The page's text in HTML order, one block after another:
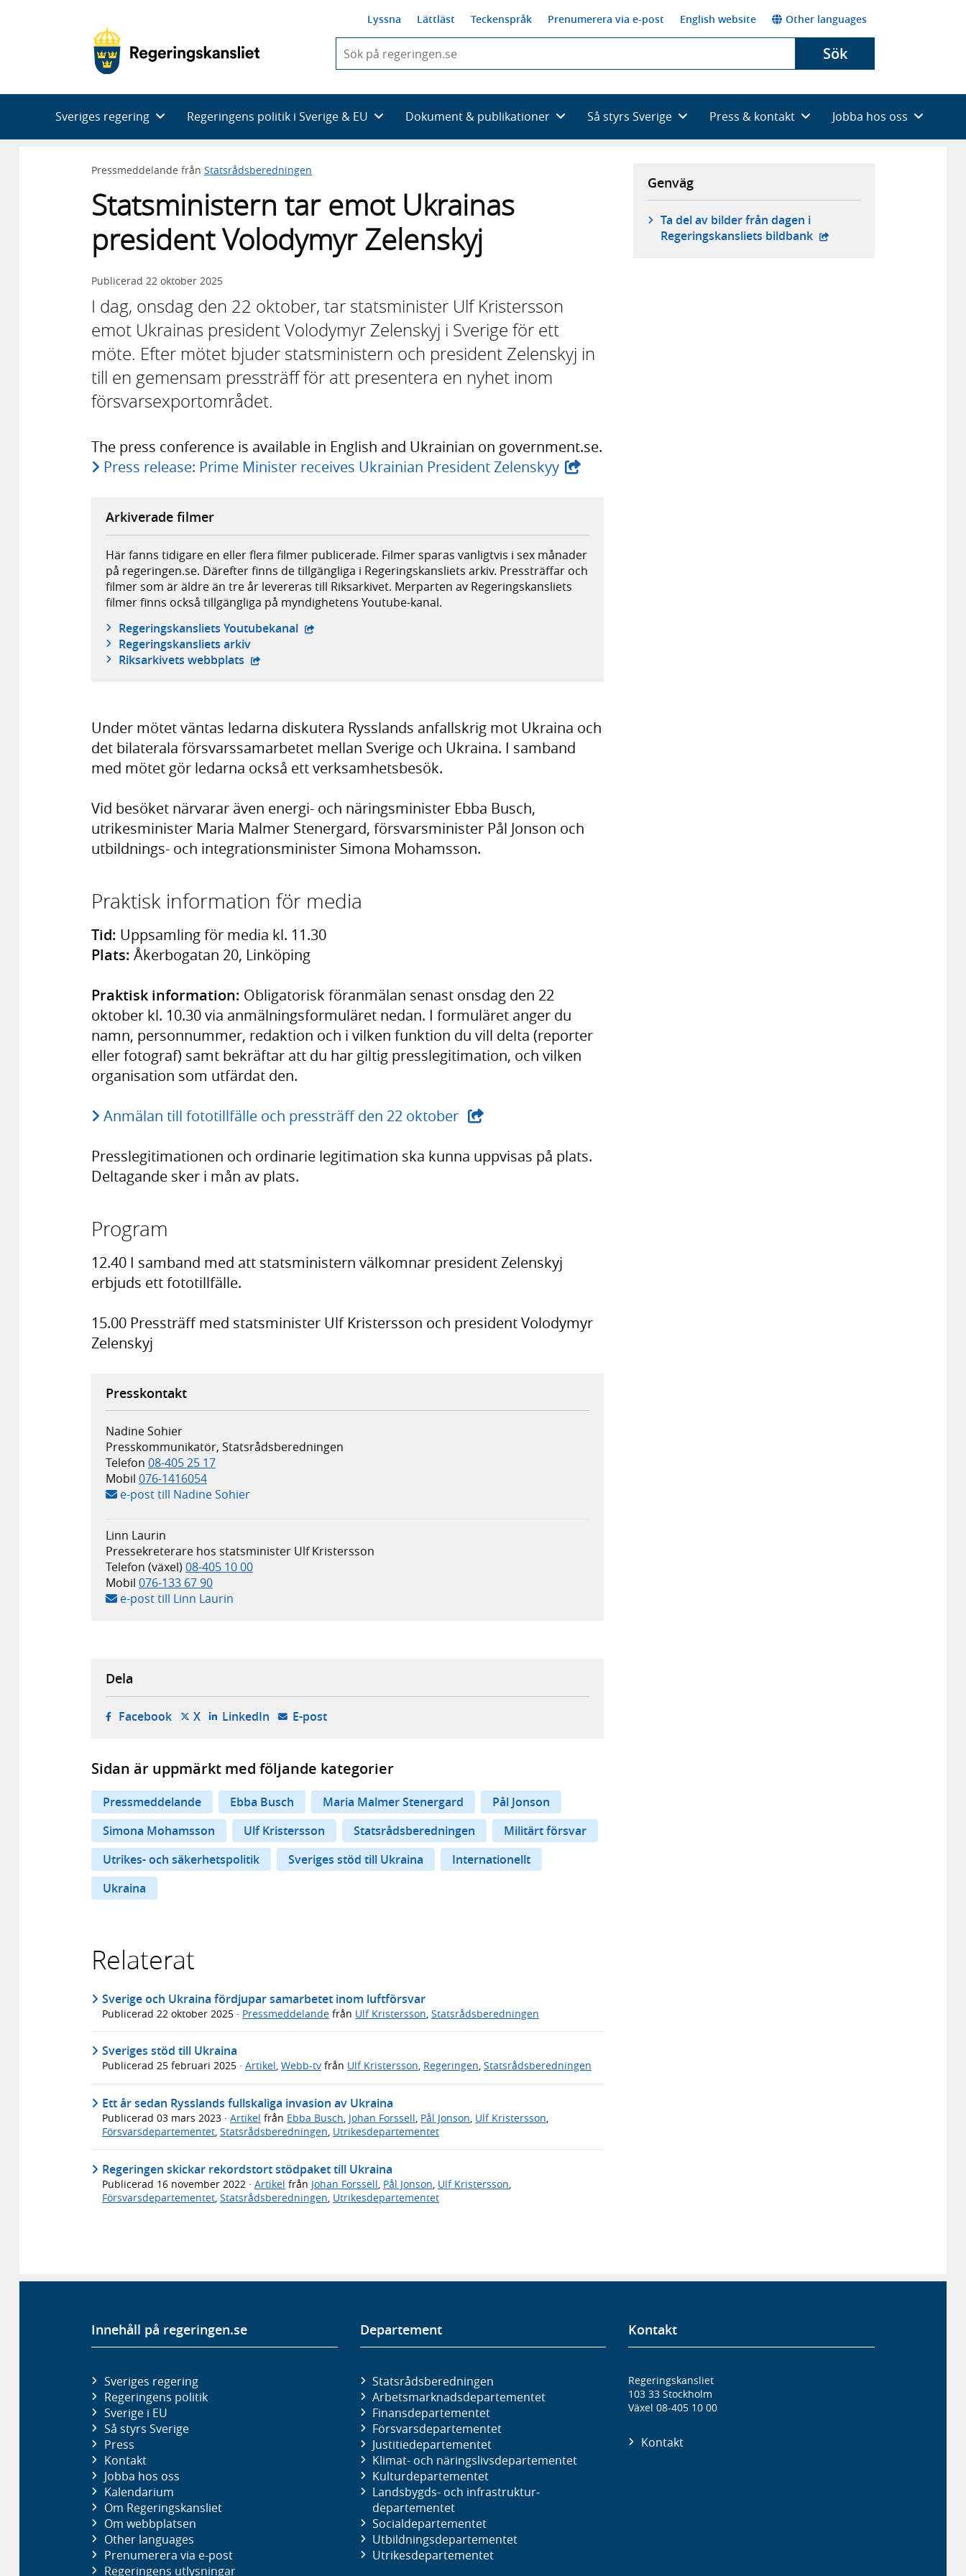
Lyssna Lättläst Teckenspråk Prenumerera via e-post English website Other languages
du
skriva
framträder
en
Sök
Sveriges regering Regeringens politik i Sverige & EU Dokument & publikationer Så styrs Sverige Press & kontakt Jobba hos oss
Pressmeddelande från Statsrådsberedningen
Statsministern tar emot Ukrainas
president Volodymyr Zelenskyj
Publicerad 22 oktober 2025
I dag, onsdag den 22 oktober, tar statsminister Ulf Kristersson
emot Ukrainas president Volodymyr Zelenskyj i Sverige för ett
möte. Efter mötet bjuder statsministern och president Zelenskyj in
till en gemensam pressträff för att presentera en nyhet inom
försvarsexportområdet.
The press conference is available in English and Ukrainian on government.se.
Press release: Prime Minister receives Ukrainian President Zelenskyy
Arkiverade filmer
Här fanns tidigare en eller flera filmer publicerade. Filmer sparas vanligtvis i sex månader
på regeringen.se. Därefter finns de tillgängliga i Regeringskansliets arkiv. Pressträffar och
filmer som är äldre än tre år levereras till Riksarkivet. Merparten av Regeringskansliets
filmer finns också tillgängliga på myndighetens Youtube-kanal.
Regeringskansliets Youtubekanal - extern webbplats,
Regeringskansliets arkiv
Riksarkivets webbplats - extern webbplats,
Under mötet väntas ledarna diskutera Rysslands anfallskrig mot Ukraina och
det bilaterala försvarssamarbetet mellan Sverige och Ukraina. I samband
med mötet gör ledarna också ett verksamhetsbesök.
Vid besöket närvarar även energi- och näringsminister Ebba Busch,
utrikesminister Maria Malmer Stenergard, försvarsminister Pål Jonson och
utbildnings- och integrationsminister Simona Mohamsson.
Praktisk information för media
Tid: Uppsamling för media kl. 11.30
Plats: Åkerbogatan 20, Linköping
Praktisk information: Obligatorisk föranmälan senast onsdag den 22
oktober kl. 10.30 via anmälningsformuläret nedan. I formuläret anger du
namn, personnummer, redaktion och i vilken funktion du vill delta (reporter
eller fotograf) samt bekräftar att du har giltig presslegitimation, och vilken
organisation som utfärdat den.
Anmälan till fototillfälle och pressträff den 22 oktober- extern webbplats,
Presslegitimationen och ordinarie legitimation ska kunna uppvisas på plats.
Deltagande sker i mån av plats.
Program
12.40 I samband med att statsministern välkomnar president Zelenskyj
erbjuds ett fototillfälle.
15.00 Pressträff med statsminister Ulf Kristersson och president Volodymyr
Zelenskyj
Presskontakt
Nadine Sohier
Presskommunikatör, Statsrådsberedningen
Telefon 08-405 25 17
Mobil 076-1416054
e-post till Nadine Sohier
Linn Laurin
Pressekreterare hos statsminister Ulf Kristersson
Telefon (växel) 08-405 10 00
Mobil 076-133 67 90
e-post till Linn Laurin
Genväg
Ta del av bilder från dagen i
Regeringskansliets bildbank - extern webbplats,
Dela
Facebook- öppnas i ny flik, extern webbplats,
X- öppnas i ny flik, extern webbplats,
LinkedIn- öppnas i ny flik, extern webbplats,
E-post- öppnar din e-postklient,
Sidan är uppmärkt med följande kategorier
Pressmeddelande Ebba Busch Maria Malmer Stenergard
Pål Jonson
Simona Mohamsson
Ulf Kristersson Statsrådsberedningen
Militärt försvar
Utrikes- och säkerhetspolitik
Sveriges stöd till Ukraina
Internationellt
Ukraina
Relaterat
Sverige och Ukraina fördjupar samarbetet inom luftförsvar
Publicerad 22 oktober 2025 · Pressmeddelande från Ulf Kristersson Statsrådsberedningen
Sveriges stöd till Ukraina
Publicerad 25 februari 2025 · Artikel, Webb-tv från Ulf Kristersson, Regeringen, Statsrådsberedningen
Ett år sedan Rysslands fullskaliga invasion av Ukraina
Publicerad 03 mars 2023 · Artikel från Ebba Busch, Johan Forssell, Pål Jonson, Ulf Kristersson,
Försvarsdepartementet, Statsrådsberedningen, Utrikesdepartementet
Regeringen skickar rekordstort stödpaket till Ukraina
Publicerad 16 november 2022 · Artikel från Johan Forssell Pål Jonson Ulf Kristersson
Försvarsdepartementet Statsrådsberedningen Utrikesdepartementet
Innehåll på regeringen.se
Sveriges regering
Regeringens politik
Sverige i EU
Så styrs Sverige
Press
Kontakt
Jobba hos oss
Kalendarium
Om Regeringskansliet
Om webbplatsen
Other languages
Prenumerera via e-post
Regeringens utlysningar
Departement
Statsrådsberedningen
Arbetsmarknads­departementet
Finans­departementet
Försvars­departementet
Justitie­departementet
Klimat- och näringslivs­departementet
Kultur­departementet
Landsbygds- och infrastruktur­
departementet
Social­departementet
Utbildnings­departementet
Utrikes­departementet
Kontakt
Regeringskansliet
103 33 Stockholm
Växel 08-405 10 00
Kontakt